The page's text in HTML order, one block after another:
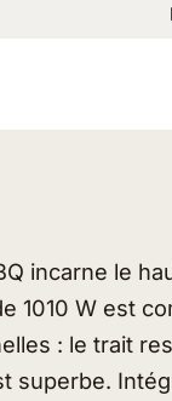
incarne le
1010 W est
: le trait
superbe.